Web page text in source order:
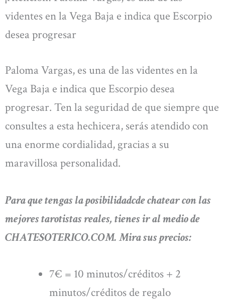
videntes en la Vega Baja e indica que Escorpio
desea progresar
Paloma Vargas, es una de las videntes en la
Vega Baja e indica que Escorpio desea
progresar. Ten la seguridad de que siempre que
consultes a esta hechicera, serás atendido con
una enorme cordialidad, gracias a su
maravillosa personalidad.
Para que tengas la posibilidadcde chatear con las
mejores tarotistas reales, tienes ir al medio de
CHATESOTERICO.COM. Mira sus precios:
7€ = 10 minutos/créditos + 2
minutos/créditos de regalo